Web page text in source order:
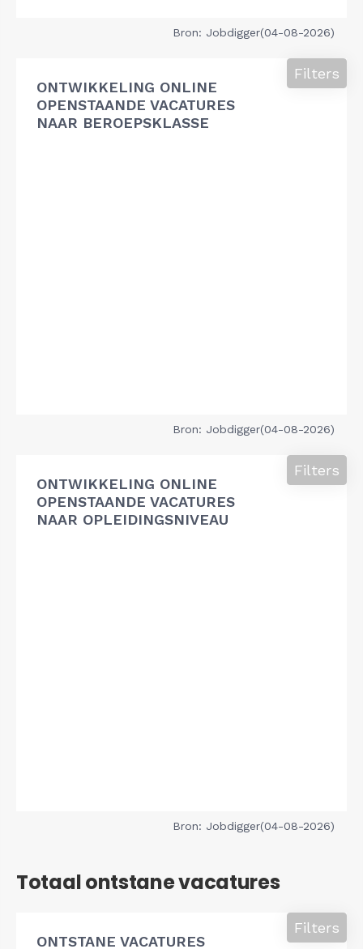
Bron: Jobdigger(04-08-2026)
ONTWIKKELING ONLINE
OPENSTAANDE VACATURES
NAAR BEROEPSKLASSE
Filters
Bron: Jobdigger(04-08-2026)
ONTWIKKELING ONLINE
OPENSTAANDE VACATURES
NAAR OPLEIDINGSNIVEAU
Filters
Bron: Jobdigger(04-08-2026)
Totaal ontstane vacatures
ONTSTANE VACATURES
Filters